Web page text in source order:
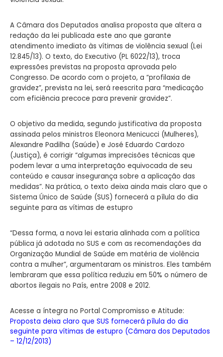
A Câmara dos Deputados analisa proposta que altera a
redação da lei publicada este ano que garante
atendimento imediato às vítimas de violência sexual (Lei
12.845/13). O texto, do Executivo (PL 6022/13), troca
expressões previstas na proposta aprovada pelo
Congresso. De acordo com o projeto, a “profilaxia de
gravidez”, prevista na lei, será reescrita para “medicação
com eficiência precoce para prevenir gravidez”.
O objetivo da medida, segundo justificativa da proposta
assinada pelos ministros Eleonora Menicucci (Mulheres),
Alexandre Padilha (Saúde) e José Eduardo Cardozo
(Justiça), é corrigir “algumas imprecisões técnicas que
podem levar a uma interpretação equivocada de seu
conteúdo e causar insegurança sobre a aplicação das
medidas”. Na prática, o texto deixa ainda mais claro que o
Sistema Único de Saúde (SUS) fornecerá a pílula do dia
seguinte para as vítimas de estupro
“Dessa forma, a nova lei estaria alinhada com a política
pública já adotada no SUS e com as recomendações da
Organização Mundial de Saúde em matéria de violência
contra a mulher”, argumentaram os ministros. Eles também
lembraram que essa política reduziu em 50% o número de
abortos ilegais no País, entre 2008 e 2012.
Acesse a íntegra no Portal Compromisso e Atitude:
Proposta deixa claro que SUS fornecerá pílula do dia
seguinte para vítimas de estupro (Câmara dos Deputados
– 12/12/2013)